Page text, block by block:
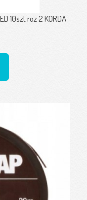
10szt roz 2 KORDA